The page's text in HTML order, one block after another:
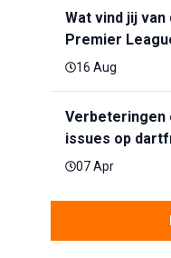
Wat vind jij van
Premier
16 Aug
Verbeteringen
issues op
07 Apr